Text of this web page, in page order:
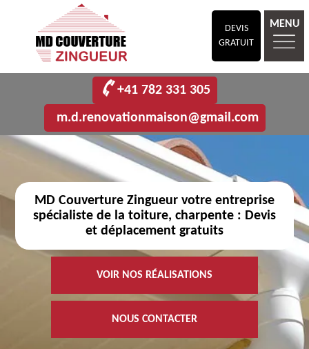
DEVIS
GRATUIT
MENU
+41 782 331 305
m.d.renovationmaison@gmail.com
MD Couverture Zingueur votre entreprise
spécialiste de la toiture, charpente : Devis
et déplacement gratuits
VOIR NOS RÉALISATIONS
NOUS CONTACTER